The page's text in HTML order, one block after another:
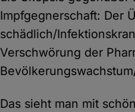
Impfgegnerschaft: Der
schädlich/
Verschwörung der
Das sieht man mit